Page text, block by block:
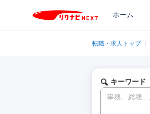
ホーム
転職・求人トップ /
キーワード